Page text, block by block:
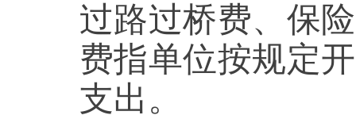
过路过桥费、保
费指单位按规定
支出。